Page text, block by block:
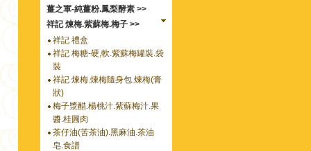
薑之軍-純薑粉.鳳梨酵素 >>
祥記 煉梅.紫蘇梅.梅子 >>
祥記 禮盒
祥記 梅糖-硬,軟.紫蘇梅罐裝.袋
裝
祥記 煉梅.煉梅隨身包.煉梅(膏
狀)
梅子漿醋.楊桃汁.紫蘇梅汁.果
醬.桂圓肉
茶仔油(苦茶油).黑麻油.茶油
皂.食譜